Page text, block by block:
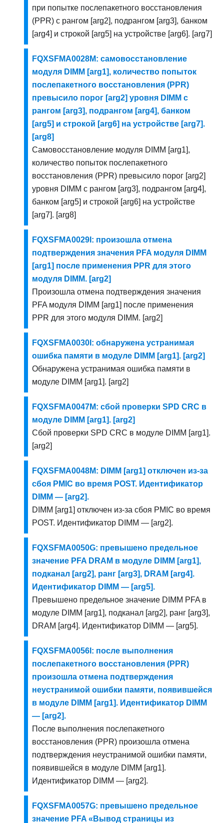
при попытке послепакетного восстановления
(PPR) с рангом [arg2], подрангом [arg3], банком
[arg4] и строкой [arg5] на устройстве [arg6]. [arg7]
FQXSFMA0028M: самовосстановление
модуля DIMM [arg1], количество попыток
послепакетного восстановления (PPR)
превысило порог [arg2] уровня DIMM с
рангом [arg3], подрангом [arg4], банком
[arg5] и строкой [arg6] на устройстве [arg7].
[arg8]
Самовосстановление модуля DIMM [arg1],
количество попыток послепакетного
восстановления (PPR) превысило порог [arg2]
уровня DIMM с рангом [arg3], подрангом [arg4],
банком [arg5] и строкой [arg6] на устройстве
[arg7]. [arg8]
FQXSFMA0029I: произошла отмена
подтверждения значения PFA модуля DIMM
[arg1] после применения PPR для этого
модуля DIMM. [arg2]
Произошла отмена подтверждения значения
PFA модуля DIMM [arg1] после применения
PPR для этого модуля DIMM. [arg2]
FQXSFMA0030I: обнаружена устранимая
ошибка памяти в модуле DIMM [arg1]. [arg2]
Обнаружена устранимая ошибка памяти в
модуле DIMM [arg1]. [arg2]
FQXSFMA0047M: сбой проверки SPD CRC в
модуле DIMM [arg1]. [arg2]
Сбой проверки SPD CRC в модуле DIMM [arg1].
[arg2]
FQXSFMA0048M: DIMM [arg1] отключен из-за
сбоя PMIC во время POST. Идентификатор
DIMM — [arg2].
DIMM [arg1] отключен из-за сбоя PMIC во время
POST. Идентификатор DIMM — [arg2].
FQXSFMA0050G: превышено предельное
значение PFA DRAM в модуле DIMM [arg1],
подканал [arg2], ранг [arg3], DRAM [arg4].
Идентификатор DIMM — [arg5].
Превышено предельное значение DIMM PFA в
модуле DIMM [arg1], подканал [arg2], ранг [arg3],
DRAM [arg4]. Идентификатор DIMM — [arg5].
FQXSFMA0056I: после выполнения
послепакетного восстановления (PPR)
произошла отмена подтверждения
неустранимой ошибки памяти, появившейся
в модуле DIMM [arg1]. Идентификатор DIMM
— [arg2].
После выполнения послепакетного
восстановления (PPR) произошла отмена
подтверждения неустранимой ошибки памяти,
появившейся в модуле DIMM [arg1].
Идентификатор DIMM — [arg2].
FQXSFMA0057G: превышено предельное
значение PFA «Вывод страницы из